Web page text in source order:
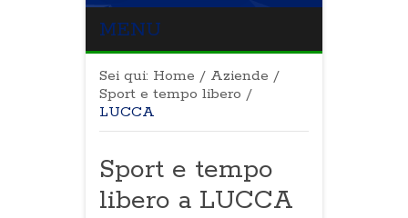
MENU
Sei qui: Home / Aziende /
Sport e tempo libero /
LUCCA
Sport e tempo
libero a LUCCA